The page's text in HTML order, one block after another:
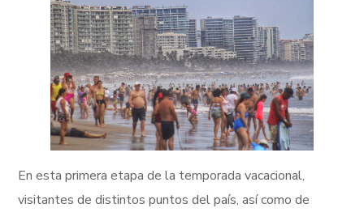
En esta primera etapa de la temporada vacacional,
visitantes de distintos puntos del país, así como de